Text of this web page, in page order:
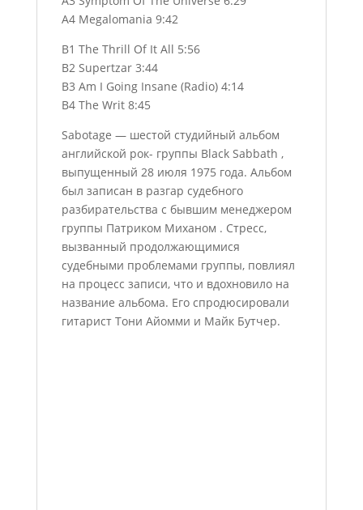
A4 Megalomania 9:42
B1 The Thrill Of It All 5:56
B2 Supertzar 3:44
B3 Am I Going Insane (Radio) 4:14
B4 The Writ 8:45
Sabotage — шестой студийный альбом
английской рок- группы Black Sabbath ,
выпущенный 28 июля 1975 года. Альбом
был записан в разгар судебного
разбирательства с бывшим менеджером
группы Патриком Миханом . Стресс,
вызванный продолжающимися
судебными проблемами группы, повлиял
на процесс записи, что и вдохновило на
название альбома. Его спродюсировали
гитарист Тони Айомми и Майк Бутчер.